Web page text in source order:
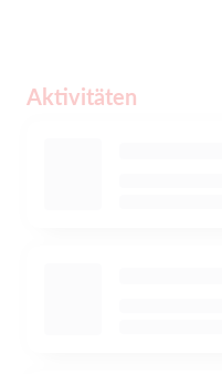
Aktivitäten